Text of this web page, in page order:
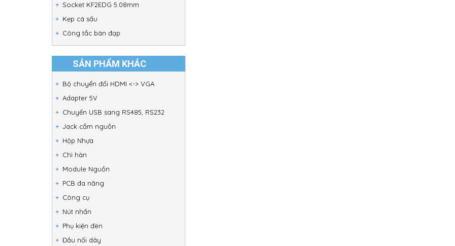
Socket KF2EDG 5.08mm
Kẹp cá sấu
Công tắc bàn đạp
SẢN PHẨM KHÁC
Bộ chuyển đổi HDMI <-> VGA
Adapter 5V
Chuyển USB sang RS485, RS232
Jack cắm nguồn
Hộp Nhựa
Chì hàn
Module Nguồn
PCB đa năng
Công cụ
Nút nhấn
Phụ kiện đèn
Đầu nối dây